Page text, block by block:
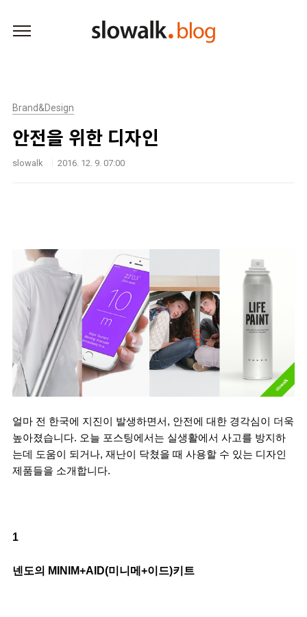
Brand&Design
안전을 위한 디자인
slowalk 2016. 12. 9. 07:00
얼마 전 한국에 지진이 발생하면서, 안전에 대한 경각심이 더욱
높아졌습니다. 오늘 포스팅에서는 실생활에서 사고를 방지하
는데 도움이 되거나, 재난이 닥쳤을 때 사용할 수 있는 디자인
제품들을 소개합니다.
1
넨도의 MINIM+AID(미니메+이드)키트